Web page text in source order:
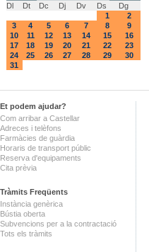
Dl
Dt Dc Dj Dv Ds
Dg
1
2
3
4 5 6 7 8
9
10
11 12 13 14 15
16
17
18 19 20 21 22
23
24
25 26 27 28 29
30
31
Et podem ajudar?
Com arribar a Castellar
Adreces i telèfons
Farmàcies de guàrdia
Horaris de transport públic
Reserva d'equipaments
Cita prèvia
Tràmits Freqüents
Instància genèrica
Bústia oberta
Subvencions per a la contractació
Tots els tràmits